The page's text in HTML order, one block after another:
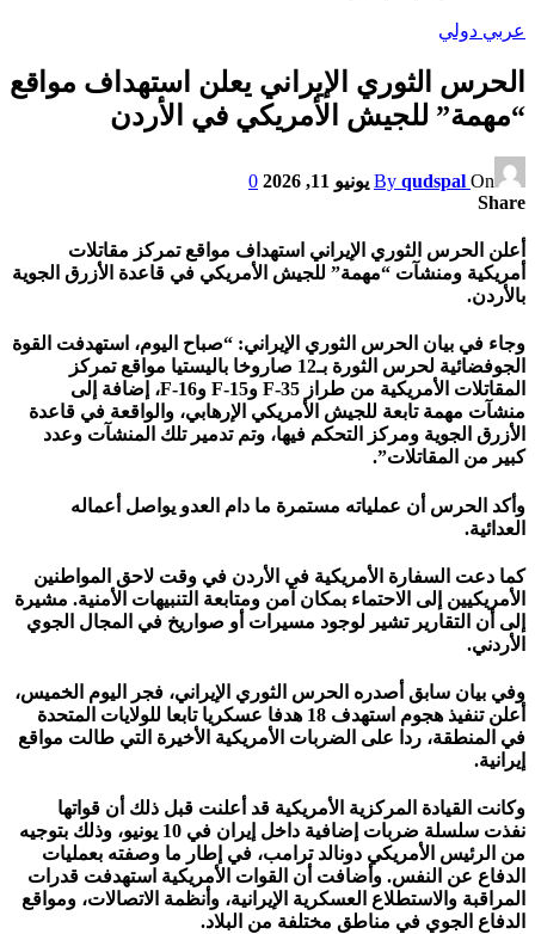
عربي دولي
الحرس الثوري الإيراني يعلن استهداف مواقع
“مهمة” للجيش الأمريكي في الأردن
By qudspal On يونيو 11, 2026
0
Share
أعلن الحرس الثوري الإيراني استهداف مواقع تمركز مقاتلات
أمريكية ومنشآت “مهمة” للجيش الأمريكي في قاعدة الأزرق الجوية
بالأردن.
وجاء في بيان الحرس الثوري الإيراني: “صباح اليوم، استهدفت القوة
الجوفضائية لحرس الثورة بـ12 صاروخا باليستيا مواقع تمركز
المقاتلات الأمريكية من طراز F-35 وF-15 وF-16، إضافة إلى
منشآت مهمة تابعة للجيش الأمريكي الإرهابي، والواقعة في قاعدة
الأزرق الجوية ومركز التحكم فيها، وتم تدمير تلك المنشآت وعدد
كبير من المقاتلات”.
وأكد الحرس أن عملياته مستمرة ما دام العدو يواصل أعماله
العدائية.
كما دعت السفارة الأمريكية في الأردن في وقت لاحق المواطنين
الأمريكيين إلى الاحتماء بمكان آمن ومتابعة التنبيهات الأمنية. مشيرة
إلى أن التقارير تشير لوجود مسيرات أو صواريخ في المجال الجوي
الأردني.
وفي بيان سابق أصدره الحرس الثوري الإيراني، فجر اليوم الخميس،
أعلن تنفيذ هجوم استهدف 18 هدفا عسكريا تابعا للولايات المتحدة
في المنطقة، ردا على الضربات الأمريكية الأخيرة التي طالت مواقع
إيرانية.
وكانت القيادة المركزية الأمريكية قد أعلنت قبل ذلك أن قواتها
نفذت سلسلة ضربات إضافية داخل إيران في 10 يونيو، وذلك بتوجيه
من الرئيس الأمريكي دونالد ترامب، في إطار ما وصفته بعمليات
الدفاع عن النفس. وأضافت أن القوات الأمريكية استهدفت قدرات
المراقبة والاستطلاع العسكرية الإيرانية، وأنظمة الاتصالات، ومواقع
الدفاع الجوي في مناطق مختلفة من البلاد.